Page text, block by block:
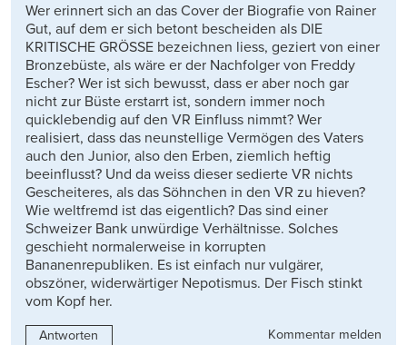
Wer erinnert sich an das Cover der Biografie von Rainer
Gut, auf dem er sich betont bescheiden als DIE
KRITISCHE GRÖSSE bezeichnen liess, geziert von einer
Bronzebüste, als wäre er der Nachfolger von Freddy
Escher? Wer ist sich bewusst, dass er aber noch gar
nicht zur Büste erstarrt ist, sondern immer noch
quicklebendig auf den VR Einfluss nimmt? Wer
realisiert, dass das neunstellige Vermögen des Vaters
auch den Junior, also den Erben, ziemlich heftig
beeinflusst? Und da weiss dieser sedierte VR nichts
Gescheiteres, als das Söhnchen in den VR zu hieven?
Wie weltfremd ist das eigentlich? Das sind einer
Schweizer Bank unwürdige Verhältnisse. Solches
geschieht normalerweise in korrupten
Bananenrepubliken. Es ist einfach nur vulgärer,
obszöner, widerwärtiger Nepotismus. Der Fisch stinkt
vom Kopf her.
Antworten Kommentar melden